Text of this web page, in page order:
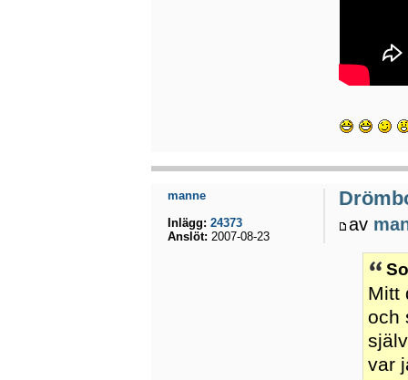
av
Mitt
och
var
manne
Inlägg: 24373
Anslöt: 2007-08-23